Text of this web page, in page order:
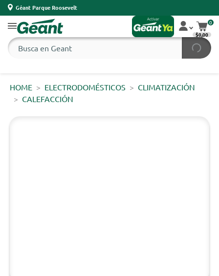
Géant Parque Roosevelt
0
$0,00
HOME ELECTRODOMÉSTICOS
CLIMATIZACIÓN
CALEFACCIÓN